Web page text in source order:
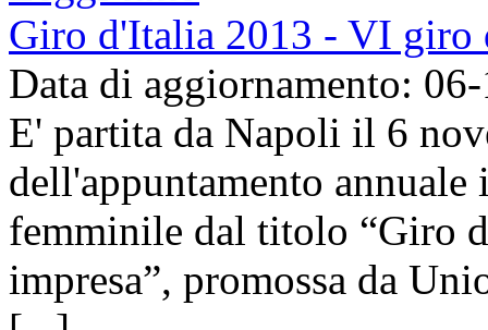
Giro d'Italia 2013 - VI giro
Data di aggiornamento:
E' partita da Napoli il 6
dell'appuntamento
femminile dal titolo “Giro
impresa”, promossa da